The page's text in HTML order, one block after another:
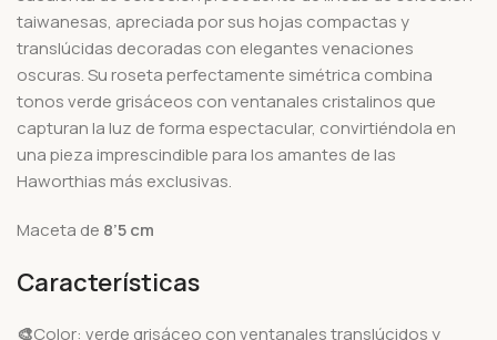
taiwanesas, apreciada por sus hojas compactas y
translúcidas decoradas con elegantes venaciones
oscuras. Su roseta perfectamente simétrica combina
tonos verde grisáceos con ventanales cristalinos que
capturan la luz de forma espectacular, convirtiéndola en
una pieza imprescindible para los amantes de las
Haworthias más exclusivas.
Maceta de 8’5 cm
Características
🎨Color: verde grisáceo con ventanales translúcidos y